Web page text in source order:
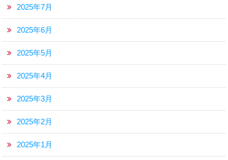
2025年7月
2025年6月
2025年5月
2025年4月
2025年3月
2025年2月
2025年1月